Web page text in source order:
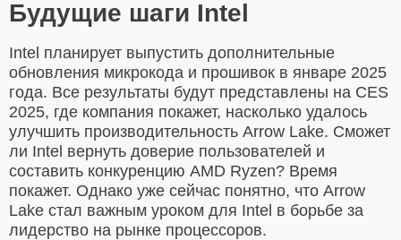
Будущие шаги Intel
Intel планирует выпустить дополнительные
обновления микрокода и прошивок в январе 2025
года. Все результаты будут представлены на CES
2025, где компания покажет, насколько удалось
улучшить производительность Arrow Lake. Сможет
ли Intel вернуть доверие пользователей и
составить конкуренцию AMD Ryzen? Время
покажет. Однако уже сейчас понятно, что Arrow
Lake стал важным уроком для Intel в борьбе за
лидерство на рынке процессоров.